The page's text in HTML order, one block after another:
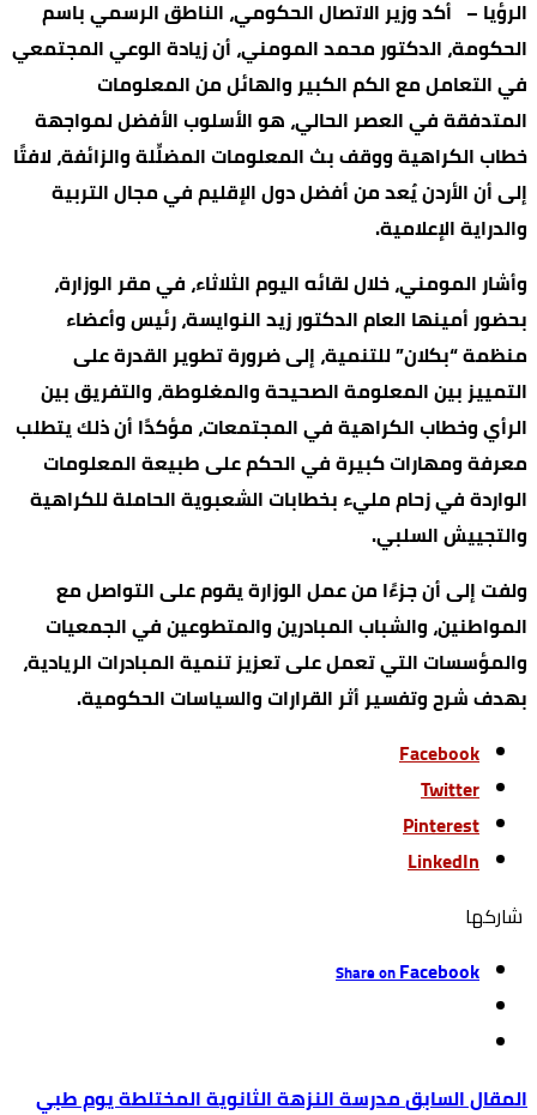
الرؤيا – أكد وزير الاتصال الحكومي، الناطق الرسمي باسم
الحكومة، الدكتور محمد المومني، أن زيادة الوعي المجتمعي
في التعامل مع الكم الكبير والهائل من المعلومات
المتدفقة في العصر الحالي، هو الأسلوب الأفضل لمواجهة
خطاب الكراهية ووقف بث المعلومات المضلِّلة والزائفة، لافتًا
إلى أن الأردن يُعد من أفضل دول الإقليم في مجال التربية
والدراية الإعلامية.
وأشار المومني، خلال لقائه اليوم الثلاثاء، في مقر الوزارة،
بحضور أمينها العام الدكتور زيد النوايسة، رئيس وأعضاء
منظمة “بكلان” للتنمية، إلى ضرورة تطوير القدرة على
التمييز بين المعلومة الصحيحة والمغلوطة، والتفريق بين
الرأي وخطاب الكراهية في المجتمعات، مؤكدًا أن ذلك يتطلب
معرفة ومهارات كبيرة في الحكم على طبيعة المعلومات
الواردة في زحام مليء بخطابات الشعبوية الحاملة للكراهية
والتجييش السلبي.
ولفت إلى أن جزءًا من عمل الوزارة يقوم على التواصل مع
المواطنين، والشباب المبادرين والمتطوعين في الجمعيات
والمؤسسات التي تعمل على تعزيز تنمية المبادرات الريادية،
بهدف شرح وتفسير أثر القرارات والسياسات الحكومية.
Facebook
Twitter
Pinterest
LinkedIn
‫‫ شاركها‬
Share onFacebook
مدرسة النزهة الثانوية المختلطة يوم طبي